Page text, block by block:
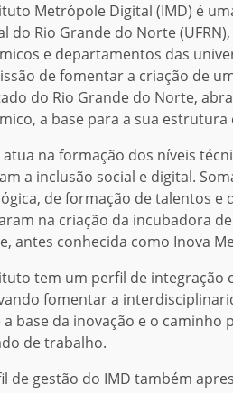
Metrópole Digital (IMD) é
do Rio Grande do Norte
e departamentos das
de fomentar a criação de
do Rio Grande do Norte,
a base para a sua estrutura
atua na formação dos níveis
a inclusão social e digital.
de formação de talentos
na criação da incubadora
antes conhecida como Inova
tem um perfil de integração
fomentar a
a base da inovação e o
de trabalho.
de gestão do IMD também